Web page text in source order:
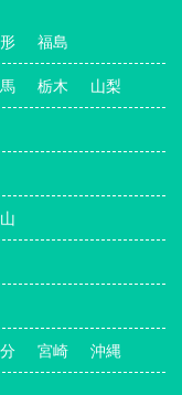
福島
栃木 山梨
宮崎 沖縄